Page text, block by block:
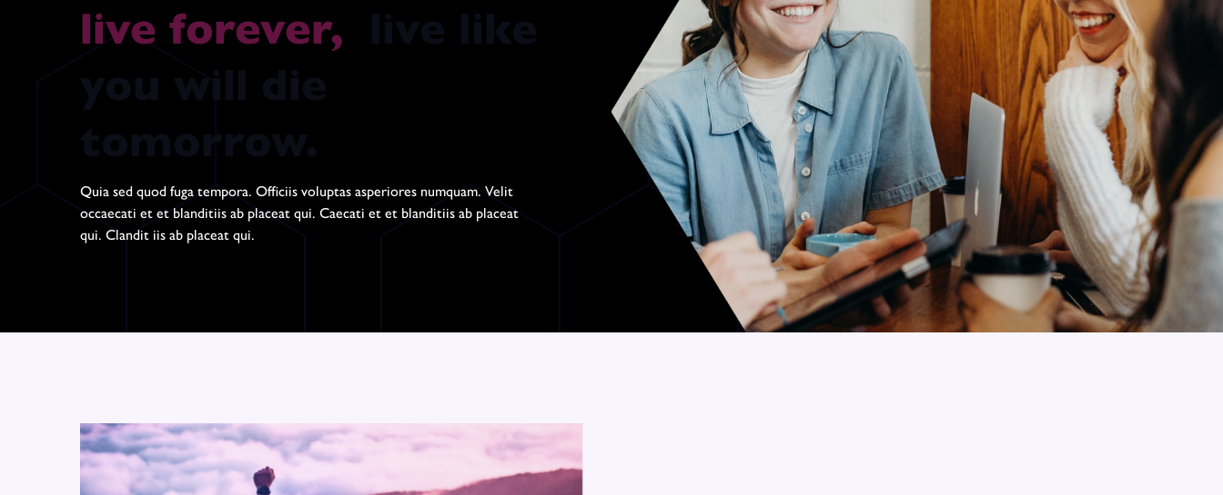
live forever,
you will die
Quia sed quod fuga tempora. Officiis voluptas asperiores numquam. Velit
occaecati et et blanditiis ab placeat qui. Caecati et et blanditiis ab placeat
qui. Clandit iis ab placeat qui.